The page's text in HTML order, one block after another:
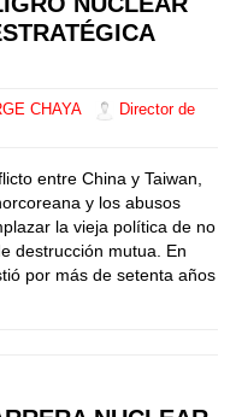
CHAYA
Director de
entre China y Taiwan,
y los abusos
la vieja política de no
destrucción mutua. En
por más de setenta años